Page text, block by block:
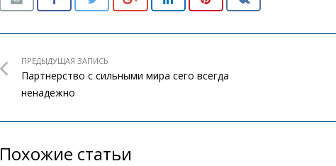
ПРЕДЫДУЩАЯ ЗАПИСЬ
Партнерство с сильными мира сего всегда
ненадежно
Похожие статьи